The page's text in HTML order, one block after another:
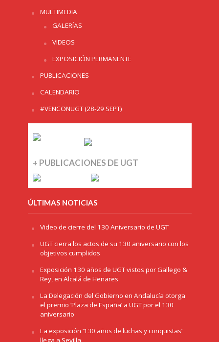
MULTIMEDIA
GALERÍAS
VIDEOS
EXPOSICIÓN PERMANENTE
PUBLICACIONES
CALENDARIO
#VENCONUGT (28-29 SEPT)
+ PUBLICACIONES DE UGT
ÚLTIMAS NOTICIAS
Video de cierre del 130 Aniversario de UGT
UGT cierra los actos de su 130 aniversario con los
objetivos cumplidos
Exposición 130 años de UGT vistos por Gallego &
Rey, en Alcalá de Henares
La Delegación del Gobierno en Andalucía otorga
el premio ‘Plaza de España’ a UGT por el 130
aniversario
La exposición ‘130 años de luchas y conquistas’
llega a Sevilla